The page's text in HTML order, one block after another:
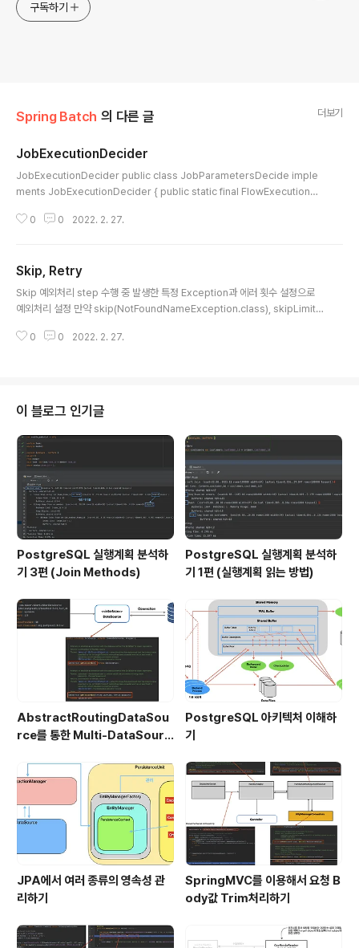
구독하기
Spring Batch 의 다른 글 더보기
JobExecutionDecider
JobExecutionDecider public class JobParametersDecide imple
ments JobExecutionDecider { public static final FlowExecutionSt
e final String key; public JobParametersDecide(String key) { this.
ue = jobExecution.getJobPar..
0 0 2022. 2. 27.
Skip, Retry
Skip 예외처리 step 수행 중 발생한 특정 Exception과 에러 횟수 설정으로
예외처리 설정 만약 skip(NotFoundNameException.class), skipLimit
러를 skip 한다. 4번째에서 Job과 Step의 상태가 실패로 끝나며, 배치가 중지
재 실행 시 10번째 chunk부터 처리하도록 배치를 구현해야 된다. .faultToler
ant() .skip..
0 0 2022. 2. 27.
이 블로그 인기글
PostgreSQL 실행계획 분석하
기 3편 (Join Methods)
PostgreSQL 실행계획 분석하
기 1편 (실행계획 읽는 방법)
AbstractRoutingDataSou
rce를 통한 Multi-DataSourc
PostgreSQL 아키텍처 이해하
기
JPA에서 여러 종류의 영속성 관
리하기
SpringMVC를 이용해서 요청 B
ody값 Trim처리하기